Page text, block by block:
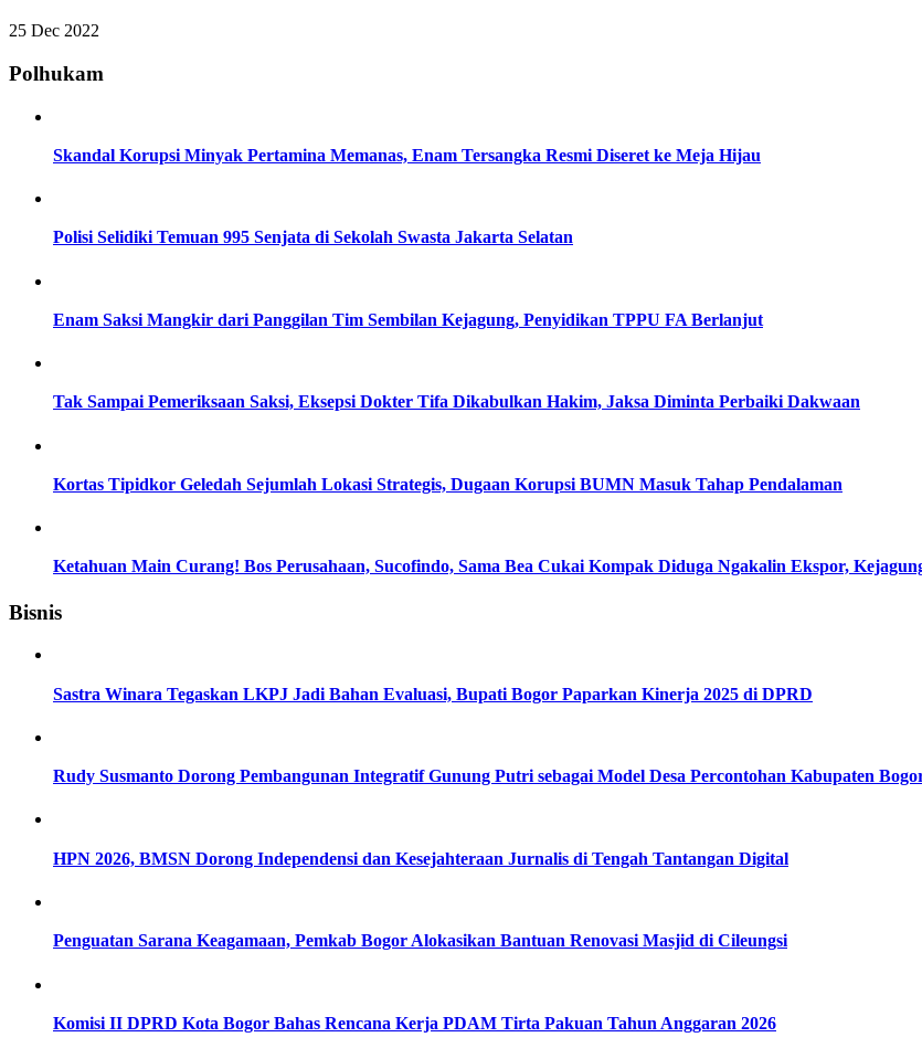
25 Dec 2022
Polhukam
Skandal Korupsi Minyak Pertamina Memanas, Enam Tersangka Resmi Diseret ke Meja Hijau
Polisi Selidiki Temuan 995 Senjata di Sekolah Swasta Jakarta Selatan
Enam Saksi Mangkir dari Panggilan Tim Sembilan Kejagung, Penyidikan TPPU FA Berlanjut
Tak Sampai Pemeriksaan Saksi, Eksepsi Dokter Tifa Dikabulkan Hakim, Jaksa Diminta Perbaiki Dakwaan
Kortas Tipidkor Geledah Sejumlah Lokasi Strategis, Dugaan Korupsi BUMN Masuk Tahap Pendalaman
Ketahuan Main Curang! Bos Perusahaan, Sucofindo, Sama Bea Cukai Kompak Diduga Ngakalin Ekspor,
Bisnis
Sastra Winara Tegaskan LKPJ Jadi Bahan Evaluasi, Bupati Bogor Paparkan Kinerja 2025 di DPRD
Rudy Susmanto Dorong Pembangunan Integratif Gunung Putri sebagai Model Desa Percontohan Kabupaten
HPN 2026, BMSN Dorong Independensi dan Kesejahteraan Jurnalis di Tengah Tantangan Digital
Penguatan Sarana Keagamaan, Pemkab Bogor Alokasikan Bantuan Renovasi Masjid di Cileungsi
Komisi II DPRD Kota Bogor Bahas Rencana Kerja PDAM Tirta Pakuan Tahun Anggaran 2026